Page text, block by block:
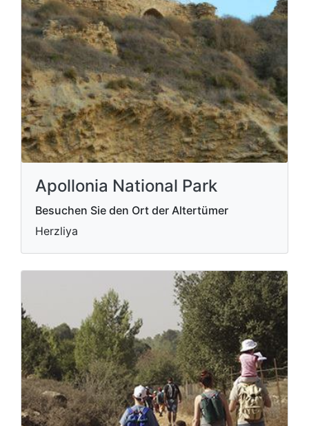
Apollonia National Park
Besuchen Sie den Ort der Altertümer
Herzliya